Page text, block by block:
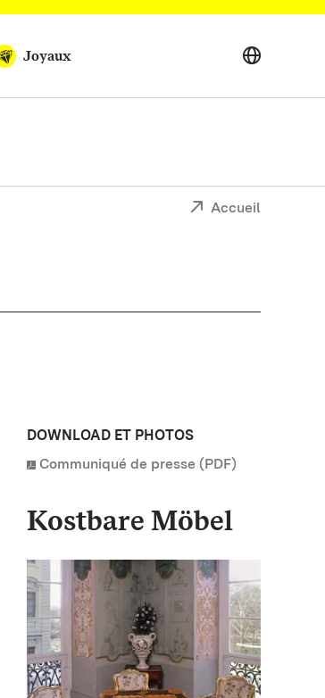
Joyaux
Accueil
DOWNLOAD ET PHOTOS
Communiqué de presse (PDF)
Kostbare Möbel